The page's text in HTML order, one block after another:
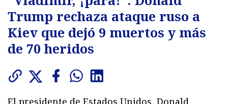
Trump rechaza ataque ruso a
Kiev que dejó 9 muertos y más
de 70 heridos
El presidente de Estados Unidos, Donald